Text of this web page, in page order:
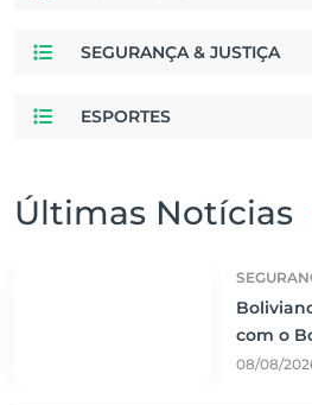
SEGURANÇA & JUSTIÇA
ESPORTES
Últimas Notícias
com o
08/08/